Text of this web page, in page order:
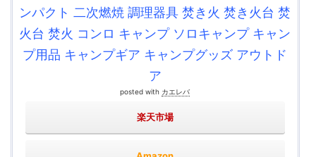
ンパクト 二次燃焼 調理器具 焚き火 焚き火台 焚
火台 焚火 コンロ キャンプ ソロキャンプ キャン
プ用品 キャンプギア キャンプグッズ アウトド
ア
posted with カエレバ
楽天市場